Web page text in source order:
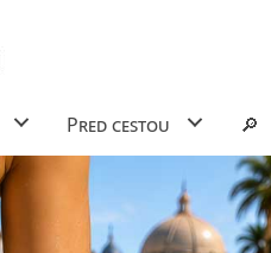
Pred cestou 🔎